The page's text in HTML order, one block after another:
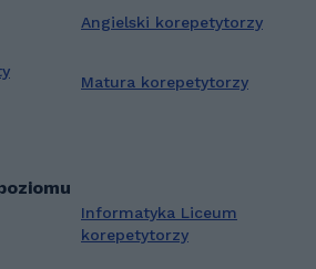
Angielski korepetytorzy
Matura korepetytorzy
Informatyka Liceum
korepetytorzy